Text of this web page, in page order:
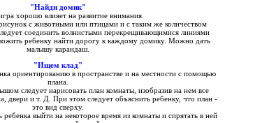
"Найди домик"
хорошо влияет на развитие внимания.
с животными или птицами и с таким же количеством
соединить волнистыми перекрещивающимися линиями
ребенку найти дорогу к каждому домику. Можно дать
малышу карандаш.
"Ищем клад"
ориентированию в пространстве и на местности с помощью
плана.
следуeт нарисовать план комнаты, изобразив на нем все
двери и т. Д. При этом следует объяснить ребенку, что план -
это вид сверху.
выйти на некоторое время из комнаты и спрятать в ней